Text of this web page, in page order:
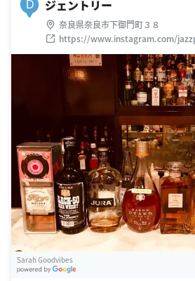
D ジェントリー
奈良県奈良市下御門町３８
https://www.instagram.com/
Sarah Goodvibes